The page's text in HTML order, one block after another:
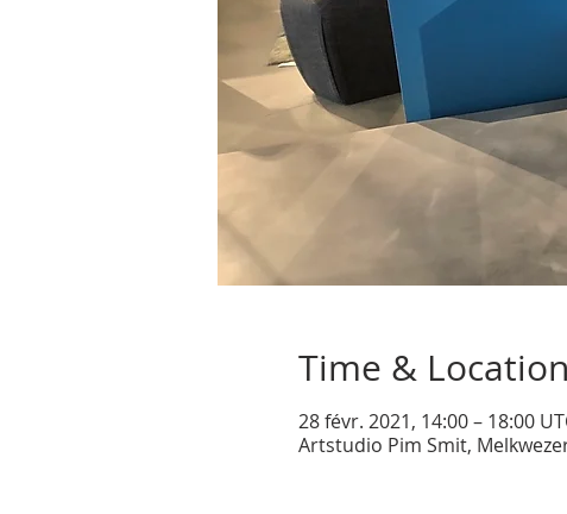
Time & Location
28 févr. 2021, 14:00 – 18:00
Artstudio Pim Smit,